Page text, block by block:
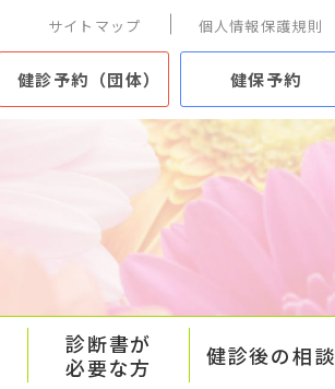
サイトマップ 個人情報保護規則
健診予約（団体） 健保予約
診断書が
必要な方
健診後の相談